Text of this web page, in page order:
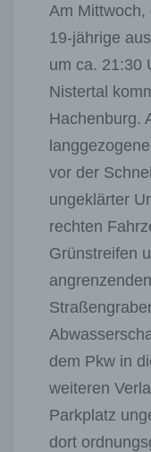
Am Mittwoch,
19-jährige
um ca. 21:30
Nistertal
Hachenburg.
vor der
ungeklärter
rechten
Grünstreifen
dem Pkw in
weiteren
Parkplatz
dort